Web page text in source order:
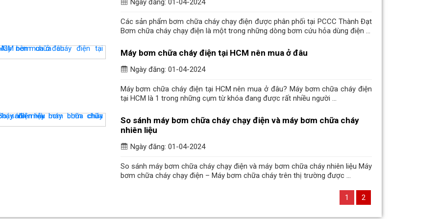
Ngày đăng: 01-04-2024
Các sản phẩm bơm chữa cháy chạy điện được phân phối tại PCCC Thành Đạt
Bơm chữa cháy chạy điện là một trong những dòng bơm cứu hỏa dùng điện ...
Máy bơm chữa cháy điện tại HCM nên mua ở đâu
Ngày đăng: 01-04-2024
Máy bơm chữa cháy điện tại HCM nên mua ở đâu? Máy bơm chữa cháy điện
tại HCM là 1 trong những cụm từ khóa đang được rất nhiều người ...
So sánh máy bơm chữa cháy chạy điện và máy bơm chữa cháy
nhiên liệu
Ngày đăng: 01-04-2024
So sánh máy bơm chữa cháy chạy điện và máy bơm chữa cháy nhiên liệu Máy
bơm chữa cháy chạy điện – Máy bơm chữa cháy trên thị trường được ...
1 2